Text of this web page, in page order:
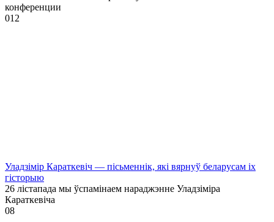
конференции
012
Уладзімір Караткевіч — пісьменнік, які вярнуў беларусам іх
гісторыю
26 лістапада мы ўспамінаем нараджэнне Уладзіміра
Караткевіча
08